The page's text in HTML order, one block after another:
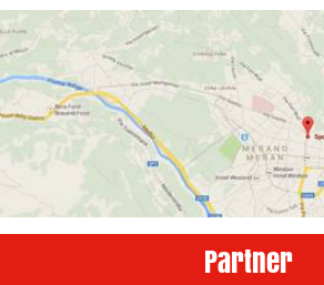
Partner